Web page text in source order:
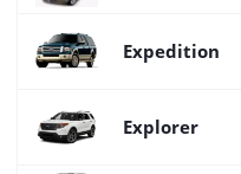
Expedition
Explorer